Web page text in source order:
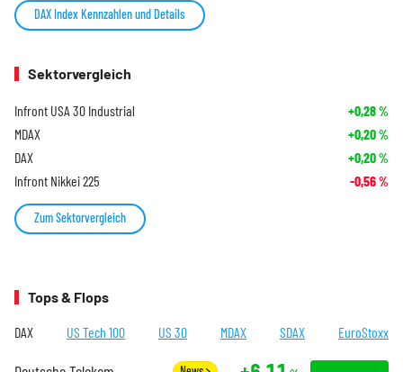
DAX Index Kennzahlen und Details
Sektorvergleich
Infront USA 30 Industrial +0,28%
MDAX +0,20%
DAX +0,20%
Infront Nikkei 225 -0,56%
Zum Sektorvergleich
Tops & Flops
DAX US Tech 100 US 30 MDAX SDAX EuroStoxx